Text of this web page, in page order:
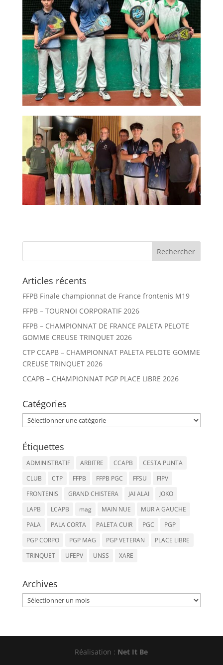
Articles récents
FFPB Finale championnat de France frontenis M19
FFPB – TOURNOI CORPORATIF 2026
FFPB – CHAMPIONNAT DE FRANCE PALETA PELOTE
GOMME CREUSE TRINQUET 2026
CTP CCAPB – CHAMPIONNAT PALETA PELOTE GOMME
CREUSE TRINQUET 2026
CCAPB – CHAMPIONNAT PGP PLACE LIBRE 2026
Catégories
Catégories
Étiquettes
ADMINISTRATIF ARBITRE CCAPB
CESTA PUNTA
CLUB
CTP FFPB FFPB PGC FFSU
FIPV
FRONTENIS
GRAND CHISTERA JAI ALAI
JOKO
LAPB
LCAPB mag MAIN NUE
MUR A GAUCHE
PALA
PALA CORTA PALETA CUIR PGC
PGP
PGP CORPO
PGP MAG PGP VETERAN
PLACE LIBRE
TRINQUET
UFEPV UNSS XARE
Archives
Archives
Réalisation : Net It Be